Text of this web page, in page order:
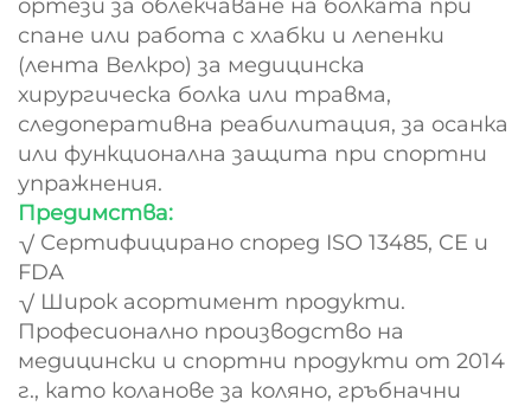
ортези за облекчаване на болката при
спане или работа с хлабки и лепенки
(лента Велкро) за медицинска
хирургическа болка или травма,
следоперативна реабилитация, за осанка
или функционална защита при спортни
упражнения.
Предимства:
√ Сертифицирано според ISO 13485, CE и
FDA
√ Широк асортимент продукти.
Професионално производство на
медицински и спортни продукти от 2014
г., като коланове за коляно, гръбначни